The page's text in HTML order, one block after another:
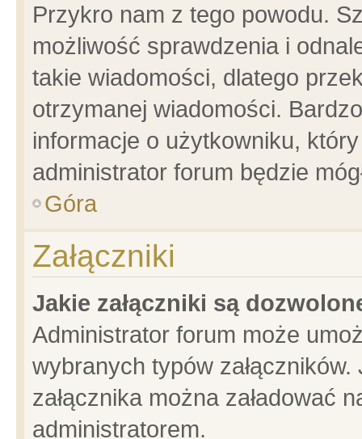
Przykro nam z tego powodu.
możliwość sprawdzenia i
takie wiadomości, dlatego
otrzymanej wiadomości.
informacje o użytkowniku,
administrator forum będzie
Góra
Załączniki
Jakie załączniki są
Administrator forum może
wybranych typów
załącznika można załadować
administratorem.